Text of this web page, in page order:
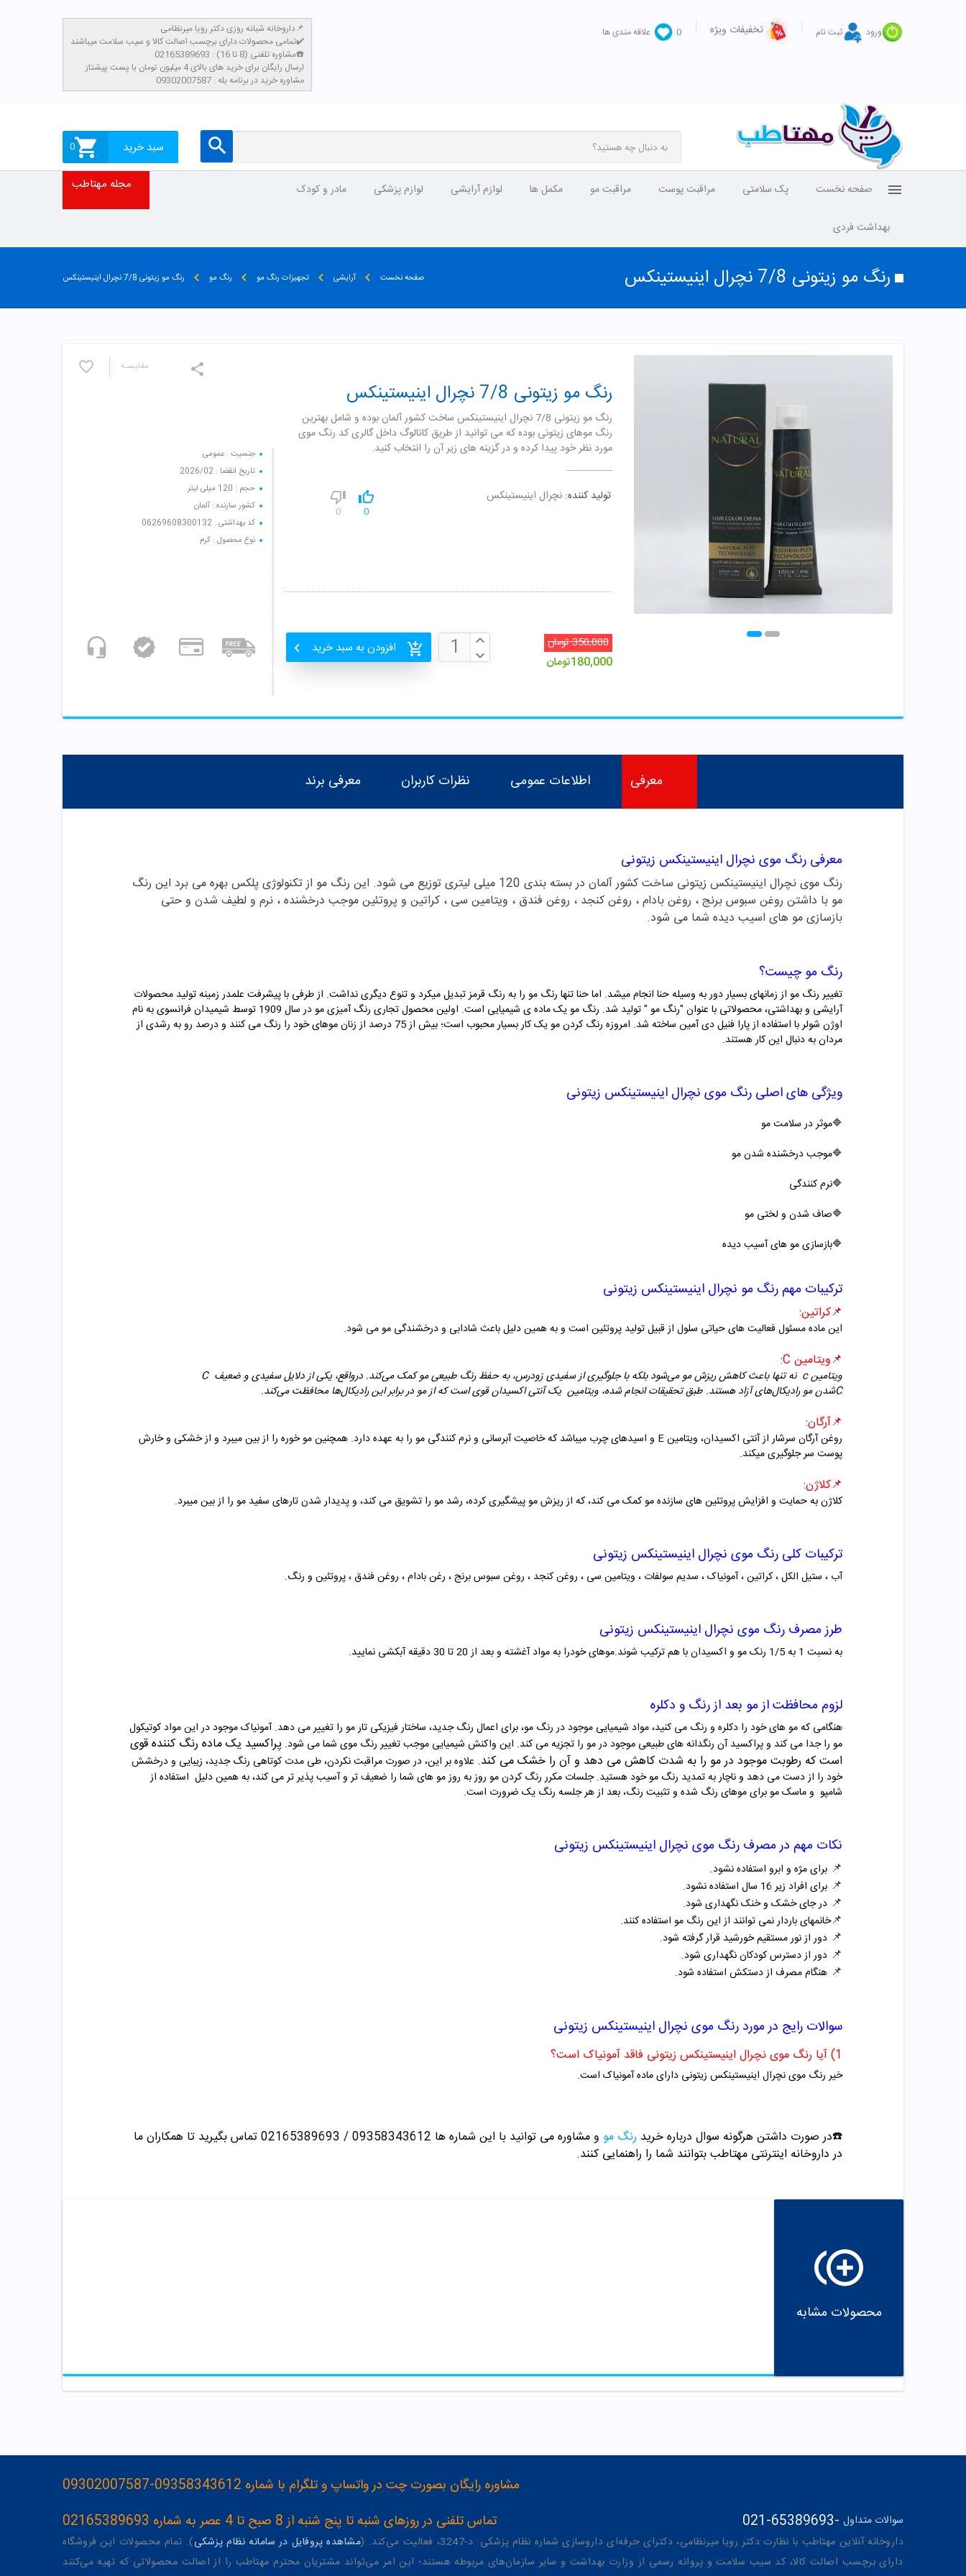
ورود ثبت نام تخفیفات ویژه 0 علاقه مندی ها
داروخانه شبانه روزی دکتر رویا میرنظامی📌
تمامی محصولات دارای برچسب اصالت کالا و سیب سلامت میباشند✔️
مشاوره تلفنی (8 تا 16) : 02165389693☎️
​ارسال رایگان برای خرید های بالای 4 میلیون تومان با پست پیشتاز
مشاوره خرید در برنامه بله : 09302007587
سبد خرید 0
صفحه نخست پک سلامتی مراقبت پوست مراقبت مو مکمل ها لوازم آرایشی لوازم پزشکی مادر و کودک
بهداشت فردی
مجله مهتاطب
رنگ مو زیتونی 7/8 نچرال اینیستینکس صفحه نخست آرایشی تجهیزات رنگ مو رنگ مو رنگ مو زیتونی 7/8 نچرال اینیستینکس
مقایسـه
جنسیت : عمومی
تاریخ انقضا : 2026/02
حجم : 120 میلی لیتر
کشور سازنده : آلمان
کد بهداشتی : 06269608300132
نوع محصول : کرم
رنگ مو زیتونی 7/8 نچرال اینیستینکس
رنگ مو زیتونی 7/8 نچرال اینیستینکس ساخت کشور آلمان بوده و شامل بهترین
رنگ موهای زیتونی بوده که می توانید از طریق کاتالوگ داخل گالری کد رنگ موی
مورد نظر خود پیدا کرده و در گزینه های زیر آن را انتخاب کنید.
تولید کننده: نچرال اینیستینکس
0
0
350,000تومان
180,000تومان
افزودن به سبد خرید
معرفی اطلاعات عمومی نظرات کاربران معرفی برند
معرفی رنگ موی نچرال اینیستینکس زیتونی
رنگ موی نچرال اینیستینکس زیتونی ساخت کشور آلمان در بسته بندی 120 میلی لیتری توزیع می شود. این رنگ مو از تکنولوژی پلکس بهره می برد این رنگ
مو با داشتن روغن سبوس برنج ، روغن بادام ، روغن کنجد ، روغن فندق ، ویتامین سی ، کراتین و پروتئین موجب درخشنده ، نرم و لطیف شدن و حتی
بازسازی مو های اسیب دیده شما می شود.
رنگ مو چیست؟
تغییر رنگ مو از زمانهای بسیار دور به وسیله حنا انجام میشد. اما حنا تنها رنگ مو را به رنگ قرمز تبدیل میکرد و تنوع دیگری نداشت. از طرفی با پیشرفت علمدر زمینه تولید محصولات
آرایشی و بهداشتی، محصولاتی با عنوان "رنگ مو "
تولید شد. رنگ مو یک ماده ­ی شیمیایی است. اولین محصول تجاری رنگ ­آمیزی مو در سال 1909 توسط شیمیدان فرانسوی به نام
اوژن شولر با استفاده از پارا فنیل دی آمین ساخته شد. امروزه رنگ کردن مو یک کار بسیار محبوب است؛ بیش از 75 درصد از زنان موهای خود را رنگ می کنند و درصد رو به رشدی از
مردان به دنبال این کار هستند.
ویژگی های اصلی رنگ موی نچرال اینیستینکس زیتونی
🔷موثر در سلامت مو
🔷موجب درخشنده شدن مو
🔷نرم کنندگی
🔷صاف شدن و لختی مو
🔷بازسازی مو های آسیب دیده
ترکیبات مهم رنگ مو نچرال اینیستینکس زیتونی
📌کراتین:
این ماده مسئول فعالیت های حیاتی سلول از قبیل تولید پروتئین است و به همین دلیل باعث شادابی و درخشندگی مو می شود.
📌ویتامین
ویتامین c C نه تنها باعث کاهش ریزش مو می‌شود بلکه با جلوگیری از سفیدی زودرس، به حفظ رنگ طبیعی مو کمک می‌کند. درواقع، یکی از دلایل سفیدی و ضعیف
شدن مو رادیکال‌های آزاد هستند. طبق تحقیقات انجام شده، ویتامینC یک آنتی اکسیدان قوی است که از مو در برابر این رادیکال‌ها محافظت می‌کند.
📌آرگان:
روغن آرگان سرشار از آنتی اکسیدان، ویتامینE و اسیدهای چرب میباشد که خاصیت آبرسانی و نرم کنندگی مو را به عهده دارد. همچنین مو خوره را از بین میبرد و از خشکی و خارش
پوست سر جلوگیری میکند.
📌کلاژن:
کلاژن به حمایت و افزایش پروتئین های سازنده مو کمک می کند، که از ریزش مو پیشگیری کرده، رشد مو را تشویق می کند، و پدیدار شدن تارهای سفید مو را از بین میبرد.
ترکیبات کلی رنگ موی نچرال اینیستینکس زیتونی
آب ، ستیل الکل ، کراتین ، آمونیاک ، سدیم سولفات ، ویتامین سی ، روغن کنجد ، روغن سبوس برنج ، رغن بادام ، روغن فندق ، پروتئین و رنگ.
طرز مصرف رنگ موی نچرال اینیستینکس زیتونی
به نسبت 1 به 1/5 رنک مو و اکسیدان با هم ترکیب شوند.موهای خودرا به مواد آغشته و بعد از 20 تا 30 دقیقه آبکشی نمایید.
لزوم محافظت از مو بعد از رنگ و دکلره
هنگامی که مو های خود را دکلره و رنگ می کنید، مواد شیمیایی موجود در رنگ مو، برای اعمال رنگ جدید، ساختار فیزیکی تار مو را تغییر می دهد. آمونیاک موجود در این مواد کوتیکول
مو را جدا می کند و پراکسید آن رنگدانه های طبیعی موجود در مو را تجزیه می کند. این واکنش شیمیایی موجب تغییر رنگ موی شما می شود. پراکسید یک ماده رنگ‌ کننده قوی
است که رطوبتموجود در مو را به شدت کاهش می دهد و آن را خشک می کند. علاوه بر این، در صورت مراقبت نکردن، طی مدت کوتاهی رنگ جدید، زیبایی و درخشش
خود را از دست می دهد و ناچار به تمدید رنگ مو خود هستید. جلسات مکرر رنگ کردن مو روز به روز مو های شما را ضعیف تر و آسیب پذیر تر می کند، به همین دلیل استفاده از
شامپو و ماسک مو برای موهای رنگ شده و تثبیت رنگ، بعد از هر جلسه رنگ یک ضرورت است.
نکات مهم در مصرف رنگ موی نچرال اینیستینکس زیتونی
📌 برای مژه و ابرو استفاده نشود.
📌 برای افراد زیر 16 سال استفاده نشود.
📌 در جای خشک و خنک نگهداری شود.
📌خانمهای باردار نمی توانند از این رنگ مو استفاده کنند.
📌 دور از نور مستقیم خورشید قرار گرفته شود.
📌 دور از دسترس کودکان نگهداری شود.
📌 هنگام مصرف از دستکش استفاده شود.
سوالات رایج در مورد رنگ موی نچرال اینیستینکس زیتونی
1) آیا رنگ موی نچرال اینیستینکس زیتونی فاقد آمونیاک است؟
خیر رنگ موی نچرال اینیستینکس زیتونی دارای ماده آمونیاک است.
☎️در صورت داشتن هرگونه سوال درباره خرید رنگ مو و مشاوره می توانید با این شماره ها 09358343612 / 02165389693
تماس بگیرید تا همکاران ما
در داروخانه اینترنتی مهتاطب بتوانند شما را راهنمایی کنند.
محصولات مشابه
مشاوره رایگان بصورت چت در واتساپ و تلگرام با شماره 09358343612-09302007587
تماس تلفنی در روزهای شنبه تا پنج شنبه از 8 صبح تا 4 عصر به شماره 02165389693
021-65389693 سوالات متداول -
داروخانه آنلاین مهتاطب با نظارت دکتر رویا میرنظامی، دکترای حرفه‌ای داروسازی شماره نظام پزشکی: د-3247، فعالیت می‌کند. ( مشاهده پروفایل در سامانه نظام پزشکی). تمام محصولات این فروشگاه
دارای برچسب اصالت کالا، کد سیب سلامت و پروانه رسمی از وزارت بهداشت و سایر سازمان‌های مربوطه هستند؛ این امر می‌تواند مشتریان محترم مهتاطب را از اصالت محصولاتی که تهیه می‌کنند